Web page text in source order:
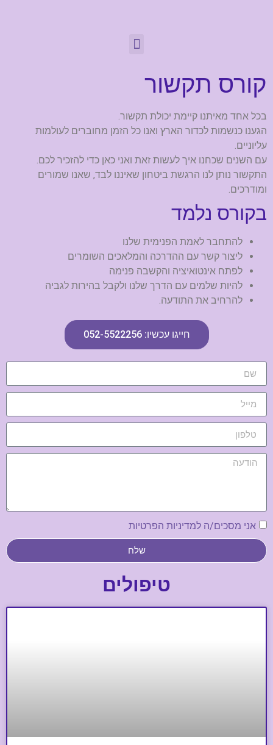
קורס תקשור
בכל אחד מאיתנו קיימת יכולת תקשור.
הגענו כנשמות לכדור הארץ ואנו כל הזמן מחוברים לעולמות
עליוניים.
עם השנים שכחנו איך לעשות זאת ואני כאן כדי להזכיר לכם.
התקשור נותן לנו הרגשת ביטחון שאיננו לבד, שאנו שמורים
ומודרכים.
בקורס נלמד
להתחבר לאמת הפנימית שלנו
ליצור קשר עם ההדרכה והמלאכים השומרים
לפתח אינטואיציה והקשבה פנימה
להיות שלמים עם הדרך שלנו ולקבל בהירות לגביה
להרחיב את התודעה.
חייגו עכשיו: 052-5522256
אני מסכים/ה למדיניות הפרטיות
שלח
טיפולים